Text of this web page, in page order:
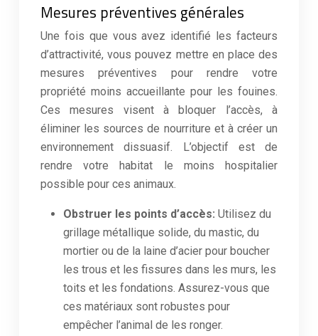
Mesures préventives générales
Une fois que vous avez identifié les facteurs
d’attractivité, vous pouvez mettre en place des
mesures préventives pour rendre votre
propriété moins accueillante pour les fouines.
Ces mesures visent à bloquer l’accès, à
éliminer les sources de nourriture et à créer un
environnement dissuasif. L’objectif est de
rendre votre habitat le moins hospitalier
possible pour ces animaux.
Obstruer les points d’accès: Utilisez du
grillage métallique solide, du mastic, du
mortier ou de la laine d’acier pour boucher
les trous et les fissures dans les murs, les
toits et les fondations. Assurez-vous que
ces matériaux sont robustes pour
empêcher l’animal de les ronger.